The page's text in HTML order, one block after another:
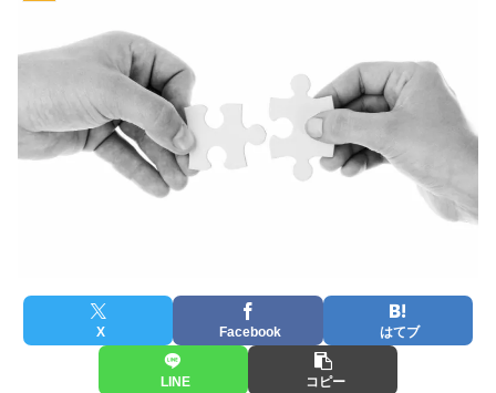
X Facebook はてブ
LINE コピー